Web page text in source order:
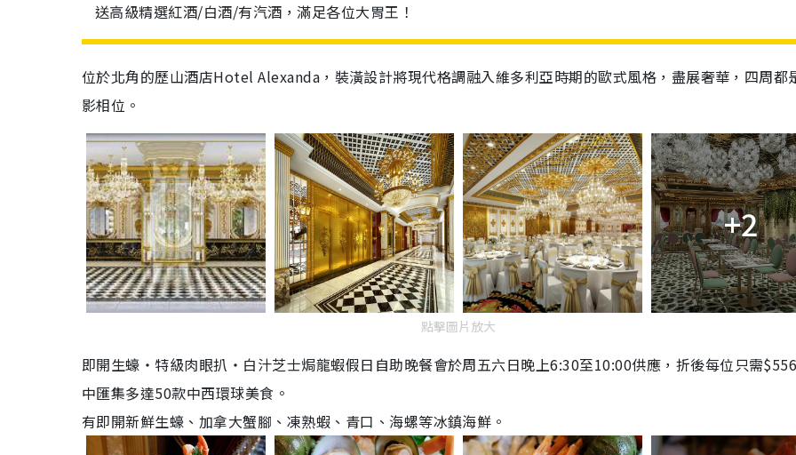
送高級精選紅酒/白酒/有汽酒，滿足各位大胃王！
位於北角的歷山酒店Hotel Alexanda，裝潢設計將現代格調融入維多利亞時期的歐式風格，盡展奢華，四周都
影相位。
+2
點擊圖片放大
即開生蠔‧特級肉眼扒‧白汁芝士焗龍蝦假日自助晚餐會於周五六日晚上6:30至10:00供應，折後每位只需
中匯集多達50款中西環球美食。
有即開新鮮生蠔、加拿大蟹腳、凍熟蝦、青口、海螺等冰鎮海鮮。